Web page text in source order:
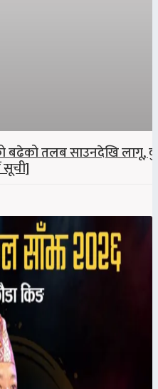
बढेको तलब साउनदेखि लागू,